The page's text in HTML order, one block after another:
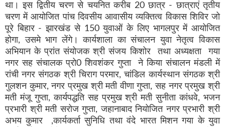
था। इस द्वितीय चरण से चयनित करीब 20 छात्र - छात्राएं तृतीय
चरण में आयोजित पांच दिवसीय आवासीय व्यक्तित्व विकास शिविर जो
पूरे बिहार - झारखंड से 150 युवाओं के लिए भागलपुर में आयोजित
होगा, उसमे भाग लेंगे। कार्यशाला का संचालन युवा नेतृत्व विकास
अभियान के प्रांत संयोजक श्री संजय किशोर तथा अध्यक्षता गया
नगर सह संचालक प्रो0 शिवशंकर गुप्ता ने किया संचालन मंडली में
रांची नगर संगठक श्री चिराग परमार, चांडिल कार्यस्थान संगठक श्री
गुलशन कुमार, नगर प्रमुख श्री मती वीणा गुप्ता, सह नगर प्रमुख श्री
मती मंजू गुप्ता, कार्यपद्धति सह प्रमुख श्री मती सुनीता कांधवे, भजन
प्रभारी श्री मती सरोज गुप्ता, जहानाबाद नियोजित नगर प्रभारी श्री
अभय कुमार ,कार्यकर्ता सुनिधि तथा वंदे भारत मिशन गया के युवा